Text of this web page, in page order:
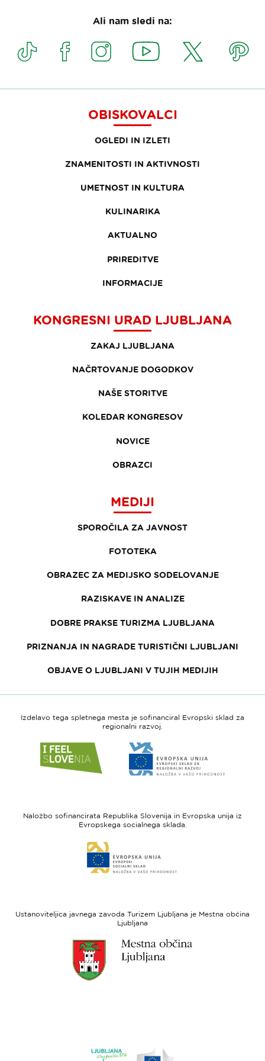
Ali nam sledi na:
OBISKOVALCI
OGLEDI IN IZLETI
ZNAMENITOSTI IN AKTIVNOSTI
UMETNOST IN KULTURA
KULINARIKA
AKTUALNO
PRIREDITVE
INFORMACIJE
KONGRESNI URAD LJUBLJANA
ZAKAJ LJUBLJANA
NAČRTOVANJE DOGODKOV
NAŠE STORITVE
KOLEDAR KONGRESOV
NOVICE
OBRAZCI
MEDIJI
SPOROČILA ZA JAVNOST
FOTOTEKA
OBRAZEC ZA MEDIJSKO SODELOVANJE
RAZISKAVE IN ANALIZE
DOBRE PRAKSE TURIZMA LJUBLJANA
PRIZNANJA IN NAGRADE TURISTIČNI LJUBLJANI
OBJAVE O LJUBLJANI V TUJIH MEDIJIH
Izdelavo tega spletnega mesta je sofinanciral Evropski sklad za
regionalni razvoj.
do
spletne
Slovenia
do
spletne
-
regionalni
Naložbo sofinancirata Republika Slovenija in Evropska unija iz
Evropskega socialnega sklada.
do
spletne
sklad
Ustanoviteljica javnega zavoda Turizem Ljubljana je Mestna občina
Ljubljana